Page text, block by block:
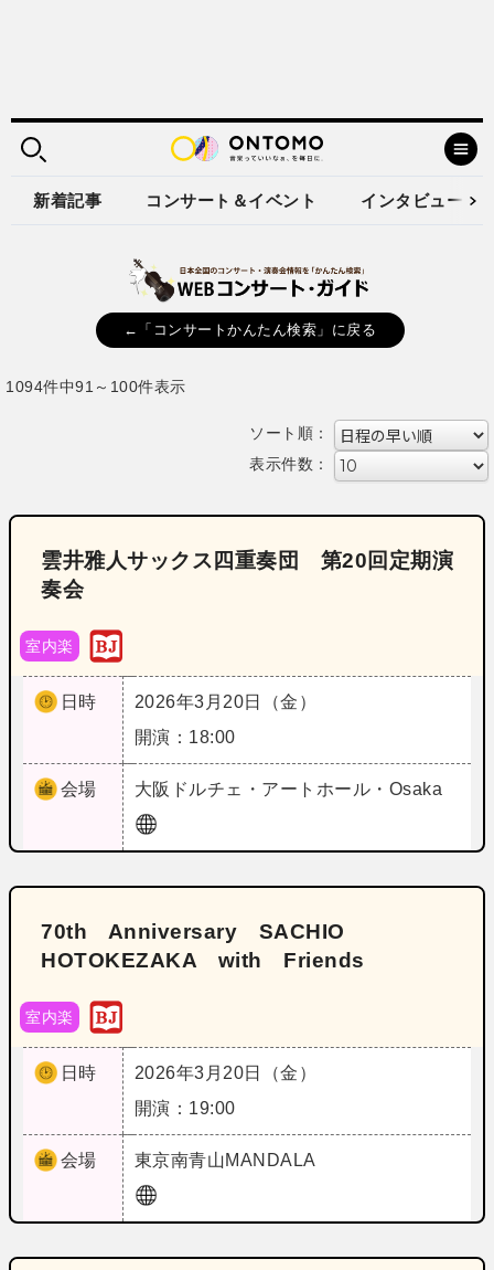
新着記事 コンサート＆イベント インタビュー
←「コンサートかんたん検索」に戻る
1094件中91～100件表示
ソート順：
表示件数：
雲井雅人サックス四重奏団 第20回定期演
奏会
室内楽
日時
2026年3月20日（金）
開演：18:00
会場 大阪 ドルチェ・アートホール・Osaka
70th Anniversary SACHIO
HOTOKEZAKA with Friends
室内楽
日時
2026年3月20日（金）
開演：19:00
会場 東京南青山MANDALA